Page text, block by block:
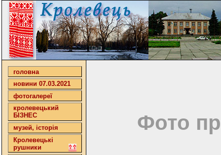
головна
новини 07.03.2021
фотогалереї
кролевецький
БІЗНЕС
музей, історія
Кролевецькі
рушники
Фото